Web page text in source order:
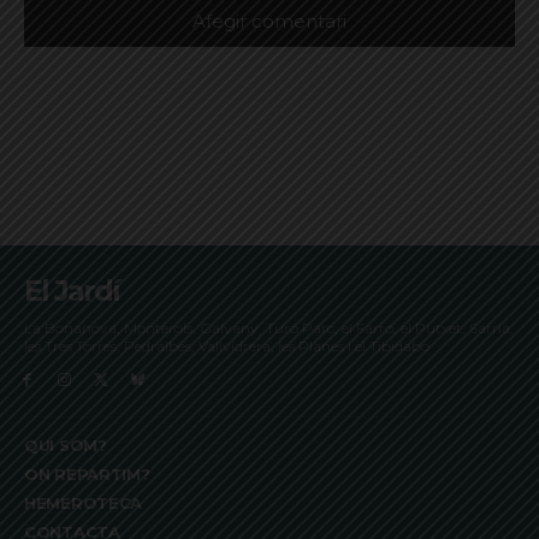
El Jardí
La Bonanova, Monterols, Galvany, Turó Parc, el Farró, el Putxet, Sarrià,
les Tres Torres, Pedralbes, Vallvidrera, les Planes i el Tibidabo
QUI SOM?
ON REPARTIM?
HEMEROTECA
CONTACTA